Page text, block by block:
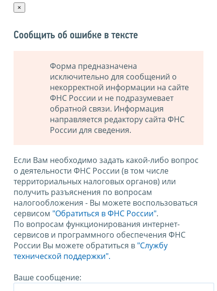
×
Сообщить об ошибке в тексте
Форма предназначена
исключительно для сообщений о
некорректной информации на сайте
ФНС России и не подразумевает
обратной связи. Информация
направляется редактору сайта ФНС
России для сведения.
Если Вам необходимо задать какой-либо вопрос
о деятельности ФНС России (в том числе
территориальных налоговых органов) или
получить разъяснения по вопросам
налогообложения - Вы можете воспользоваться
сервисом "Обратиться в ФНС России".
По вопросам функционирования интернет-
сервисов и программного обеспечения ФНС
России Вы можете обратиться в "Службу
технической поддержки".
Ваше сообщение: